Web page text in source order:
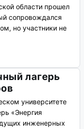
области прошел
сопровождался
но участники не
лагерь
университете
«Энергия
инженерных